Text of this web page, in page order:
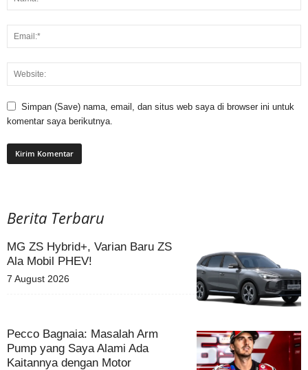
Simpan (Save) nama, email, dan situs web saya di browser ini untuk
komentar saya berikutnya.
Berita Terbaru
MG ZS Hybrid+, Varian Baru ZS
Ala Mobil PHEV!
7 August 2026
Pecco Bagnaia: Masalah Arm
Pump yang Saya Alami Ada
Kaitannya dengan Motor